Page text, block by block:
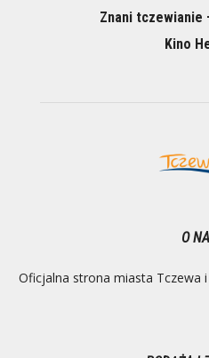
Znani tczewianie
Kino
O
Oficjalna strona miasta Tczewa